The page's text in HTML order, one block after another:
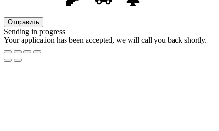
Sending in progress
Your application has been accepted, we will call you back shortly.